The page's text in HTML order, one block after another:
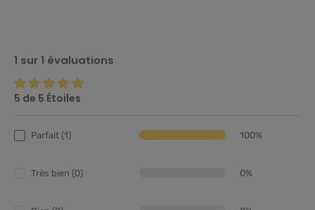
1 sur 1 évaluations
Note moyenne de 5 sur 5 étoiles
5 de 5 Étoiles
Parfait (1) 100%
Très bien (0) 0%